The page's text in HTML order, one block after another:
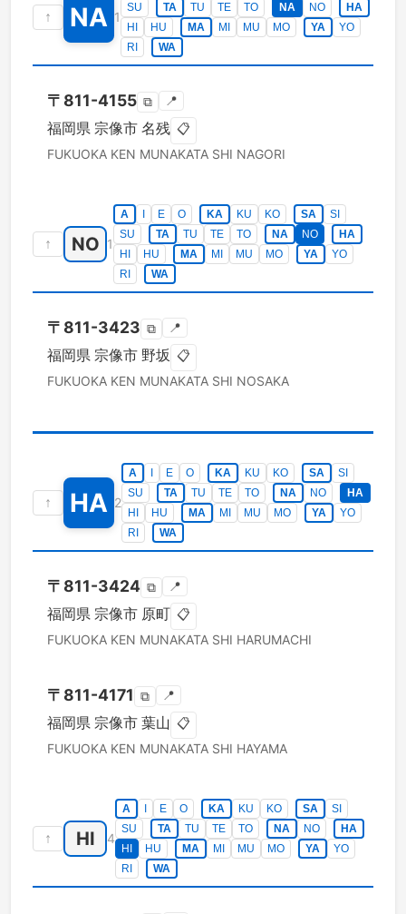
↑ NA 1
SU
TA TU TE TO NA NO
HA
HI
HU MA MI MU MO YA
YO
RI
WA
〒 811-4155 ⧉ 📍
福岡県 宗像市 名残 📋
FUKUOKA KEN MUNAKATA SHI NAGORI
↑ NO 1
A E O KA KU KO SA
SI
SU
TA TU TE TO NA NO
HA
HI
HU MA MI MU MO YA
YO
RI
WA
〒 811-3423 ⧉ 📍
福岡県 宗像市 野坂 📋
FUKUOKA KEN MUNAKATA SHI NOSAKA
↑ HA 2
A E O KA KU KO SA
SI
SU
TA TU TE TO NA NO
HA
HI
HU MA MI MU MO YA
YO
RI
WA
〒 811-3424 ⧉ 📍
福岡県 宗像市 原町 📋
FUKUOKA KEN MUNAKATA SHI HARUMACHI
〒 811-4171 ⧉ 📍
福岡県 宗像市 葉山 📋
FUKUOKA KEN MUNAKATA SHI HAYAMA
↑ HI 4
A E O KA KU KO SA
SI
SU
TA TU TE TO NA NO
HA
HI
HU MA MI MU MO YA
YO
RI
WA